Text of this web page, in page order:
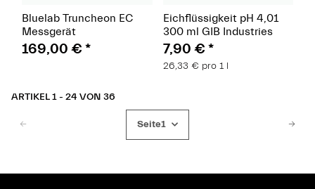
Bluelab Truncheon EC
Messgerät
169,00 € *
Eichflüssigkeit pH 4,01
300 ml GIB Industries
7,90 € *
26,33 € pro 1 l
ARTIKEL 1 - 24 VON 36
Seite1